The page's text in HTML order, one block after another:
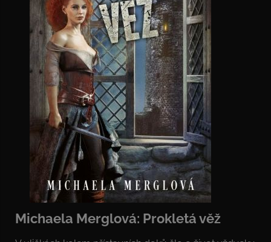
Michaela Merglová: Prokletá věž